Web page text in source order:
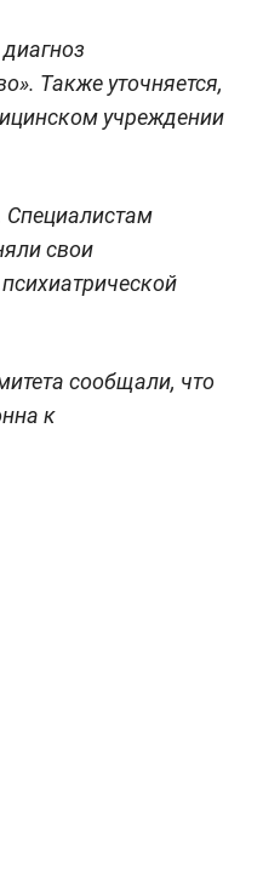
Также уточняется,
учреждении
Специалистам
свои
сообщали, что
к